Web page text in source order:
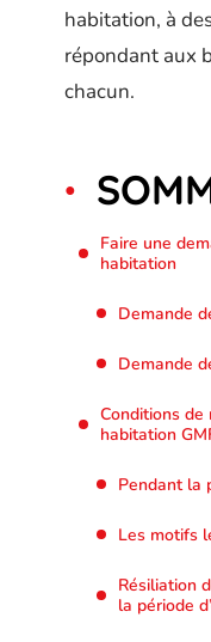
habitation, à
répondant aux
chacun.
Faire une
habitation
Demande
Demande
Conditions de
habitation
Pendant la
Les motifs
Résiliation
la période